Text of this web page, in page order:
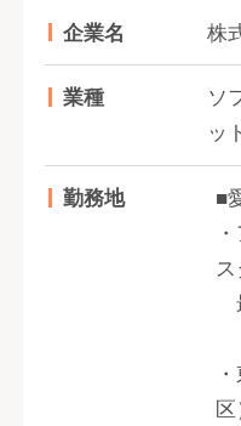
企業名 株
業種
ソ
ッ
勤務地
■
ス
区